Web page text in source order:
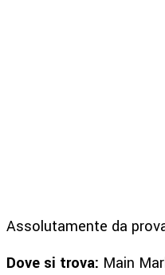
Assolutamente da
Dove si trova: Main